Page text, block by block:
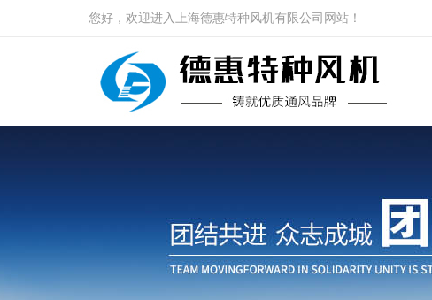
您好，欢迎进入上海德惠特种风机有限公司网站！